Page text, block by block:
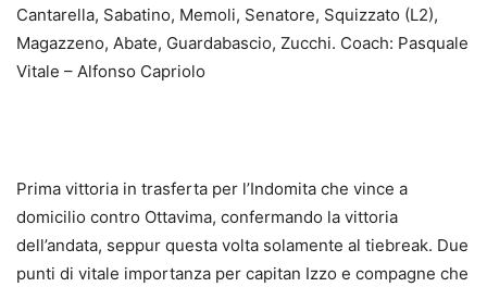
Cantarella, Sabatino, Memoli, Senatore, Squizzato (L2),
Magazzeno, Abate, Guardabascio, Zucchi. Coach: Pasquale
Vitale – Alfonso Capriolo
Prima vittoria in trasferta per l’Indomita che vince a
domicilio contro Ottavima, confermando la vittoria
dell’andata, seppur questa volta solamente al tiebreak. Due
punti di vitale importanza per capitan Izzo e compagne che